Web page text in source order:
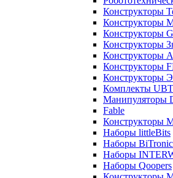
Конструкторы
Конструкторы
Конструкторы
Конструкторы
Конструкторы
Конструкторы
Конструкторы
Комплекты
Манипуляторы
Fable
Конструкторы
Наборы littleBits
Наборы
Наборы
Наборы Qoopers